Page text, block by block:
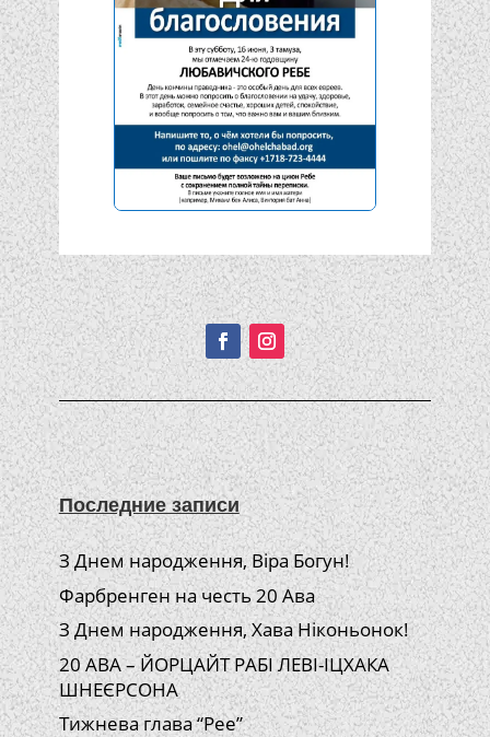
Подписывайтесь!
Последние записи
З Днем народження, Віра Богун!
Фарбренген на честь 20 Ава
З Днем народження, Хава Ніконьонок!
20 АВА – ЙОРЦАЙТ РАБІ ЛЕВІ-ІЦХАКА
ШНЕЄРСОНА
Тижнева глава “Рее”